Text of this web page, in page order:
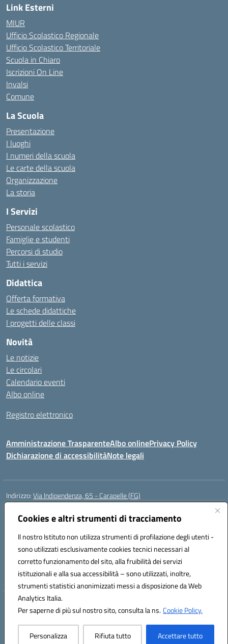
Cookies e altri strumenti di tracciamento
Il nostro Istituto non utilizza strumenti di profilazione degli utenti -
sono utilizzati esclusivamente cookies tecnici necessari al
corretto funzionamento del sito, alla fruibilità dei servizi
istituzionali e alla sua accessibilità – sono utilizzati, inoltre,
strumenti statistici anonimizzati messi a disposizione da Web
Analytics Italia.
Per saperne di più sul nostro sito, consulta la ns.Cookie Policy.
Personalizza Rifiuta tutto Accettare tutto
Link Esterni
MIUR
Ufficio Scolastico Regionale
Ufficio Scolastico Territoriale
Scuola in Chiaro
Iscrizioni On Line
Invalsi
Comune
La Scuola
Presentazione
I luoghi
I numeri della scuola
Le carte della scuola
Organizzazione
La storia
I Servizi
Personale scolastico
Famiglie e studenti
Percorsi di studio
Tutti i servizi
Didattica
Offerta formativa
Le schede didattiche
I progetti delle classi
Novità
Le notizie
Le circolari
Calendario eventi
Albo online
Registro elettronico
Amministrazione TrasparenteAlbo onlinePrivacy Policy
Dichiarazione di accessibilitàNote legali
Indirizzo:Via Indipendenza, 65 - Carapelle (FG)
Centralino:
Posta elettronica certificata (PEC):fgic822001@pec.istruzione.it
Codice fiscale: 90015720718
Codice meccanografico:FGIC822001
Codice Indice delle Pubbliche Amministrazioni (IPA): istsc_fgic822001
Codice unico di fatturazione (CUF): UFSLF2
Hosting & Powered by 3D Solution S.r.l.
Concept & Design by Designers Italia